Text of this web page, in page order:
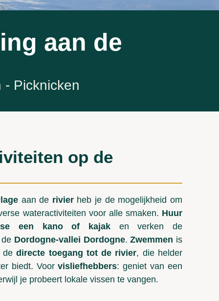
aan de
Picknicken
op de
aan de rivierheb je de mogelijkheid om
wateractiviteiten voor alle smaken. Huur
een kano of kajak en verken de
Dordogne-vallei Dordogne.Zwemmen is
dedirecte toegang tot de rivier, die helder
biedt. Voorvisliefhebbers: geniet van een
je probeert lokale vissen te vangen.